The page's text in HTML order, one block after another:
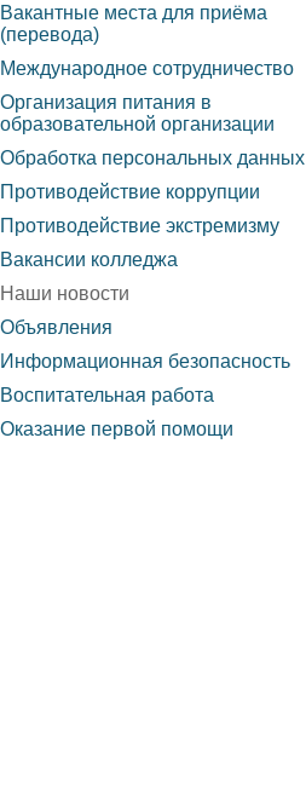
Вакантные места для приёма
(перевода)
Международное сотрудничество
Организация питания в
образовательной организации
Обработка персональных данных
Противодействие коррупции
Противодействие экстремизму
Вакансии колледжа
Наши новости
Объявления
Информационная безопасность
Воспитательная работа
Оказание первой помощи